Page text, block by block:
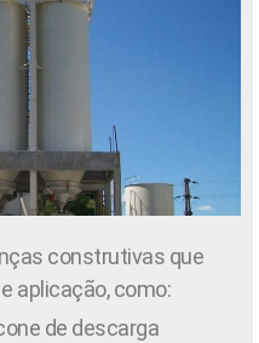
construtivas que
aplicação, como:
de descarga